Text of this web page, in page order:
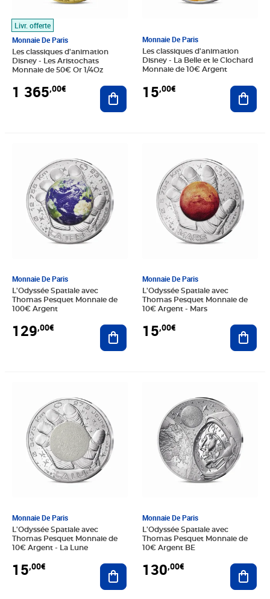
Livr. offerte
Monnaie De Paris
Les classiques d'animation
Disney - Les Aristochats
Monnaie de 50€ Or 1/4Oz
1 365,00€ Ajouter au panier
Monnaie De Paris
Les classiques d'animation
Disney - La Belle et le Clochard
Monnaie de 10€ Argent
15,00€
Monnaie De Paris
L'Odyssée Spatiale avec
Thomas Pesquet Monnaie de
100€ Argent
129,00€ Ajouter au panier
Monnaie De Paris
L'Odyssée Spatiale avec
Thomas Pesquet Monnaie de
10€ Argent - Mars
15,00€
Monnaie De Paris
L'Odyssée Spatiale avec
Thomas Pesquet Monnaie de
10€ Argent - La Lune
15,00€ Ajouter au panier
Monnaie De Paris
L'Odyssée Spatiale avec
Thomas Pesquet Monnaie de
10€ Argent BE
130,00€